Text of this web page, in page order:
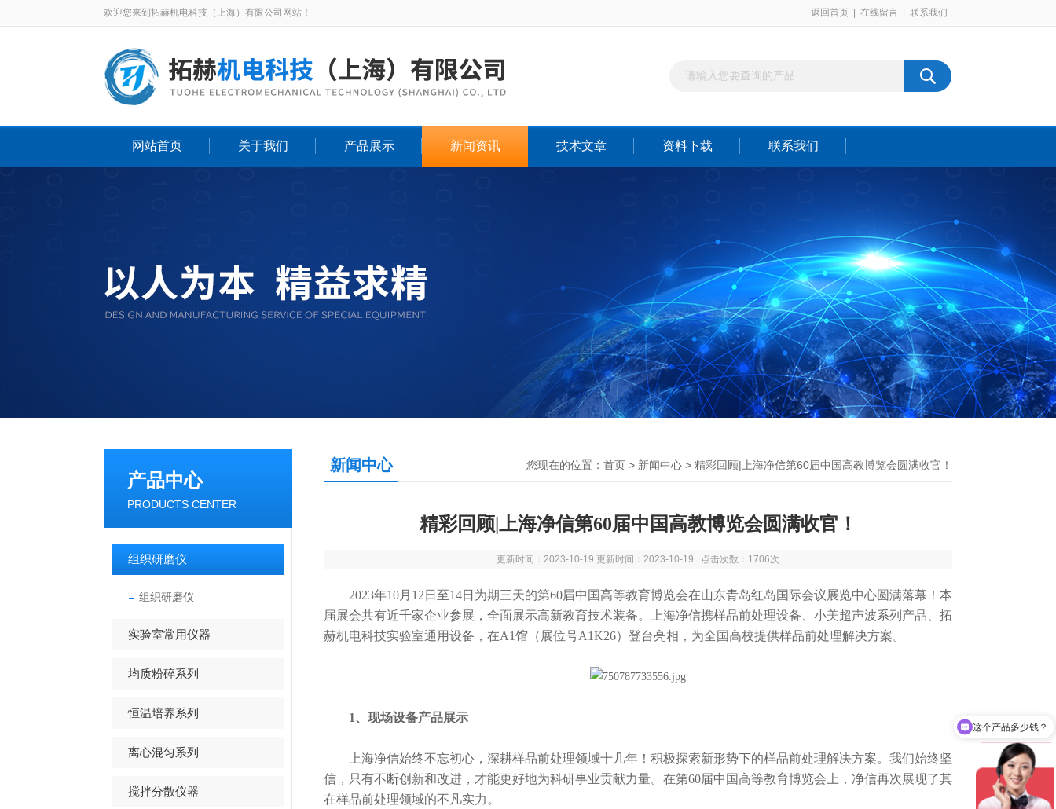
欢迎您来到拓赫机电科技（上海）有限公司网站！ 返回首页 在线留言 联系我们
网站首页 关于我们 产品展示 新闻资讯 技术文章 资料下载 联系我们
产品中心
PRODUCTS CENTER
组织研磨仪
组织研磨仪
实验室常用仪器
均质粉碎系列
恒温培养系列
离心混匀系列
搅拌分散仪器
新闻中心 您现在的位置： 首页 > 新闻中心 > 精彩回顾|上海净信第60届中国高教博览会圆满收官！
精彩回顾|上海净信第60届中国高教博览会圆满收官！
更新时间：2023-10-19 更新时间：2023-10-19 点击次数：1706次
2023年10月12日至14日为期三天的第60届中国高等教育博览会在山东青岛红岛国际会议展览中心圆满落幕！本
届展会共有近千家企业参展，全面展示高新教育技术装备。上海净信携样品前处理设备、小美超声波系列产品、拓
赫机电科技实验室通用设备，在A1馆（展位号A1K26）登台亮相，为全国高校提供样品前处理解决方案。
1、现场设备产品展示
上海净信始终不忘初心，深耕样品前处理领域十几年！积极探索新形势下的样品前处理解决方案。我们始终坚
信，只有不断创新和改进，才能更好地为科研事业贡献力量。在第60届中国高等教育博览会上，净信再次展现了其
在样品前处理领域的不凡实力。
需要售后服务